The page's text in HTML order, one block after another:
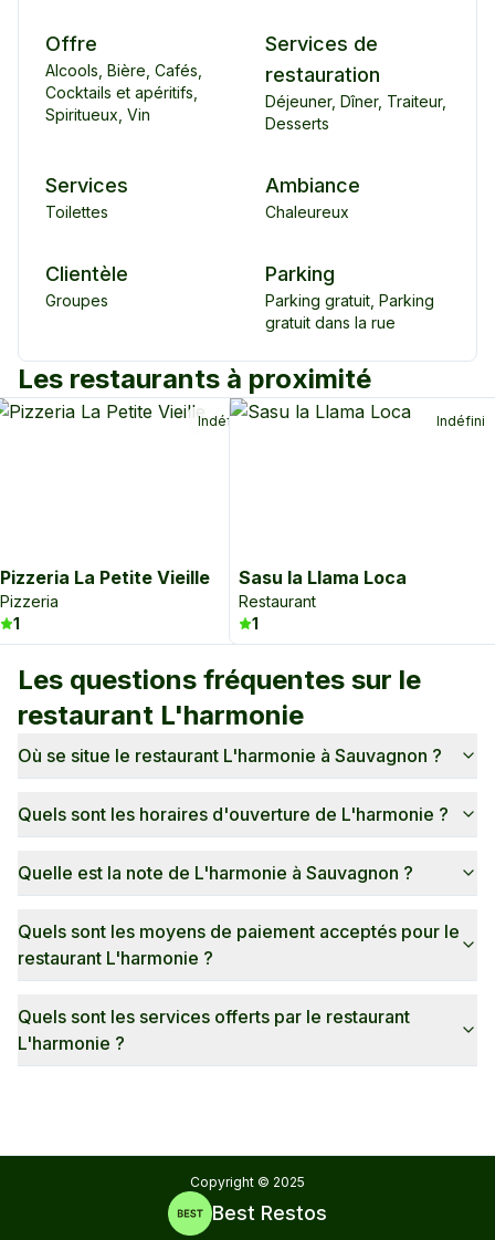
Offre
Alcools Bière Cafés
Cocktails et apéritifs
Spiritueux Vin
Services de
restauration
Déjeuner, Dîner, Traiteur,
Desserts
Services
Toilettes
Ambiance
Chaleureux
Clientèle
Groupes
Parking
Parking gratuit Parking
gratuit dans la rue
Les restaurants à proximité
Indéfini
Pizzeria La Petite Vieille
Pizzeria
1
Indéfini
Sasu la Llama Loca
Restaurant
1
Les questions fréquentes sur le
restaurant L'harmonie
Où se situe le restaurant L'harmonie à Sauvagnon ?
Quels sont les horaires d'ouverture de L'harmonie ?
Quelle est la note de L'harmonie à Sauvagnon ?
Quels sont les moyens de paiement acceptés pour le
restaurant L'harmonie ?
Quels sont les services offerts par le restaurant
L'harmonie ?
Copyright © 2025
Best Restos